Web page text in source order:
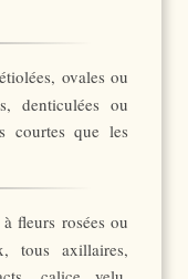
ovales ou
denticulées ou
courtes que les
fleurs rosées ou
tous axillaires,